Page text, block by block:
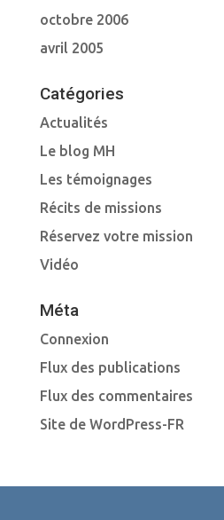
octobre 2006
avril 2005
Catégories
Actualités
Le blog MH
Les témoignages
Récits de missions
Réservez votre mission
Vidéo
Méta
Connexion
Flux des publications
Flux des commentaires
Site de WordPress-FR